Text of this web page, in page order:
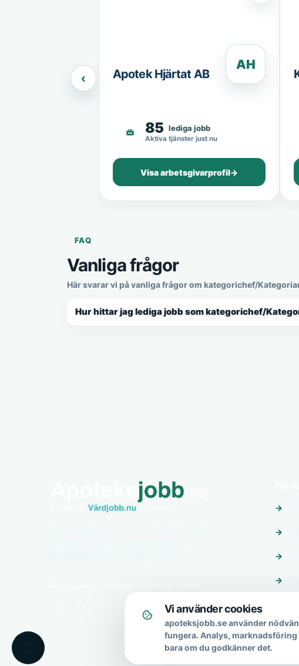
‹ Apotek Hjärtat AB
AH
85 lediga jobb
Aktiva tjänster just nu
Visa arbetsgivarprofil→
FAQ
Vanliga frågor
Här svarar vi på vanliga frågor om kategorichef/
Hur hittar jag lediga jobb som kategorichef/
Vi använder cookies
apoteksjobb.se använder
fungera. Analys,
bara om du godkänner det.